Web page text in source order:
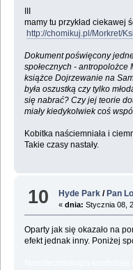
mamy tu przykład ciekawej
http://chomikuj.pl/Morkret/Ksi
Dokument poświęcony
społecznych -
książce Dojrzewanie na
była oszustką czy tylko
się nabrać? Czy jej teorie
miały kiedykolwiek coś
Kobitka naściemniała i
Takie czasy nastały.
10 Hyde Park /Pan
«dnia: Stycznia 08,
Oparty jak się okazało na
efekt jednak inny. Poniżej